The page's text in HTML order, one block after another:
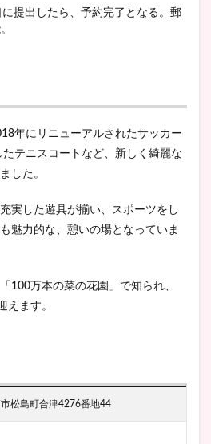
提出したら、予約完了となる。郵
年にリニューアルされたサッカー
テニスコートなど、新しく綺麗な
した。
実した遊具が揃い、スポーツをし
魅力的な、憩いの場となっていま
100万本の菜の花園」で知られ、
えます。
松島町合津4276番地44